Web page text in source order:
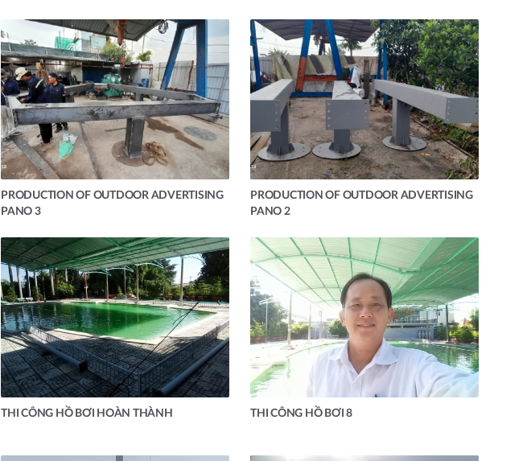
PRODUCTION OF OUTDOOR ADVERTISING
PANO 3
PRODUCTION OF OUTDOOR ADVERTISING
PANO 2
THI CÔNG HỒ BƠI HOÀN THÀNH THI CÔNG HỒ BƠI 8